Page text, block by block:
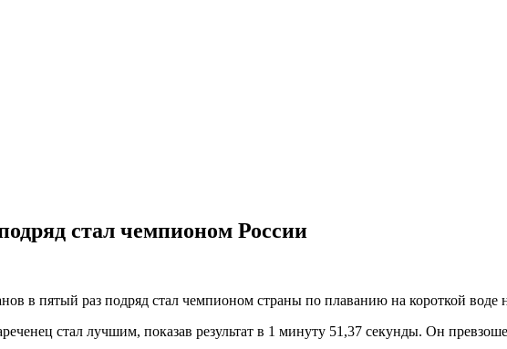
стал чемпионом России
в пятый раз подряд стал чемпионом страны по плаванию на короткой воде
стал лучшим, показав результат в 1 минуту 51,37 секунды. Он